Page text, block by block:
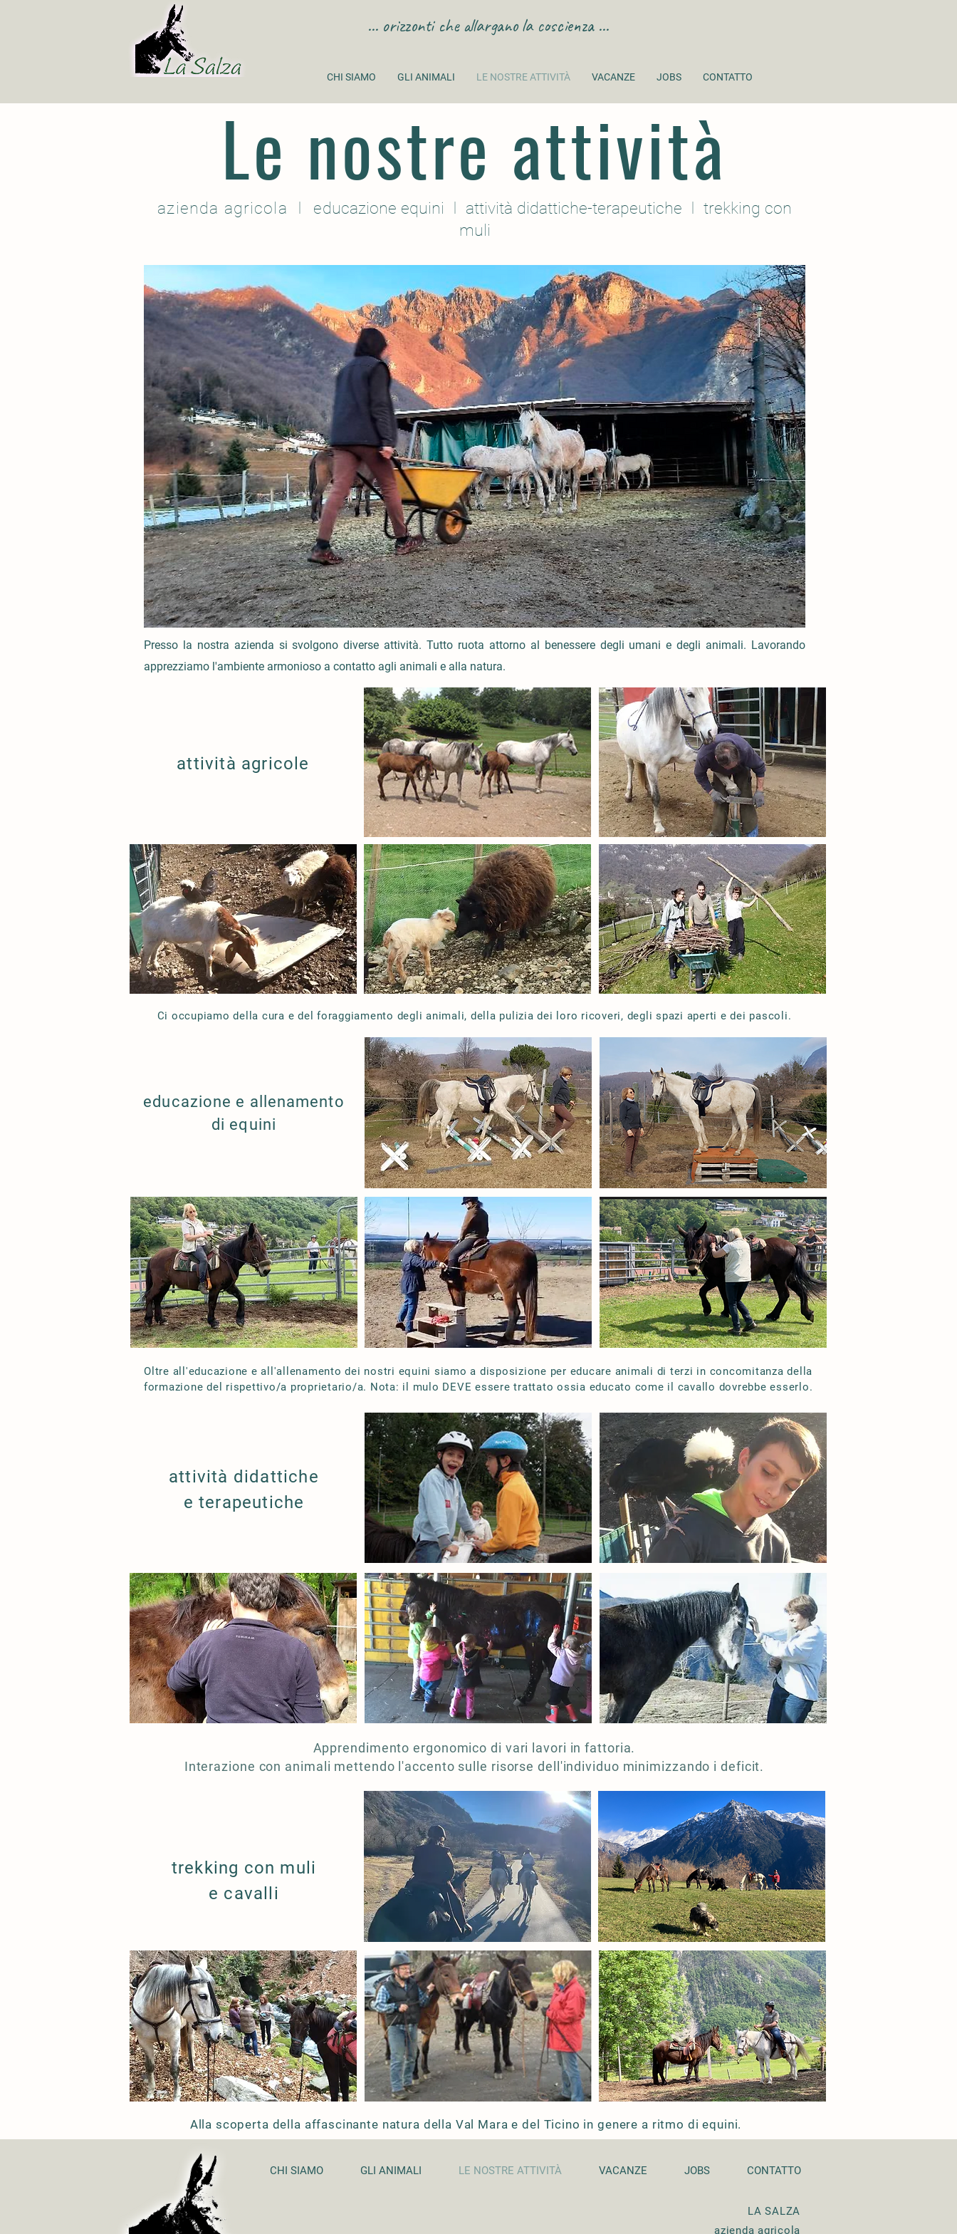
CHI SIAMO GLI ANIMALI LE NOSTRE ATTIVITÀ VACANZE JOBS CONTATTO
... orizzonti che allargano la coscienza ...
Le nostre attività
azienda agricola educazione equini attività didattiche-terapeutiche
trekking con
muli
Presso la nostra azienda si svolgono diverse attività. Tutto ruota attorno al benessere degli umani e degli animali. Lavorando
apprezziamo l'ambiente armonioso a contatto agli animali e alla natura.
attività agricole
Ci occupiamo della cura e del foraggiamento degli animali, della pulizia dei loro ricoveri, degli spazi aperti e dei pascoli.
educazione e allenamento
di equini
Oltre all'educazione e all'allenamento dei nostri equini siamo a disposizione per educare animali di terzi in concomitanza della
formazione del rispettivo/a proprietario/a. Nota: il mulo DEVE essere trattato ossia educato come il cavallo dovrebbe esserlo.
attività didattiche
e terapeutiche
Apprendimento ergonomico di vari lavori in fattoria.
Interazione con animali mettendo l'accento sulle risorse dell'individuo minimizzando i deficit.
trekking con muli
e cavalli
Alla scoperta della affascinante natura della Val Mara e del Ticino in genere a ritmo di equini.
LA SALZA
azienda agricola
CHI SIAMO GLI ANIMALI LE NOSTRE ATTIVITÀ VACANZE JOBS CONTATTO